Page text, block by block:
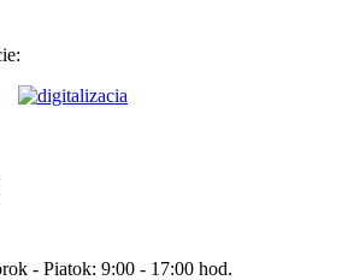
- Piatok: 9:00 - 17:00 hod.